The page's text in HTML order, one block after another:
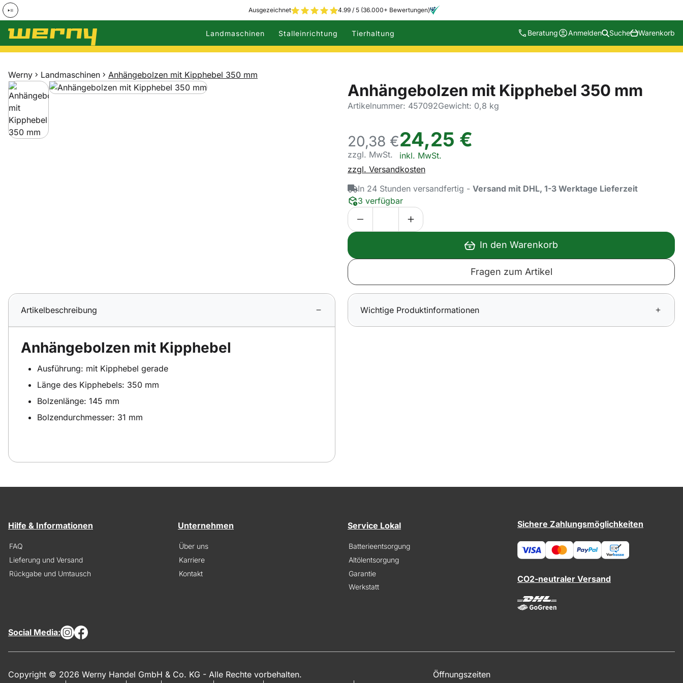
Ausgezeichnet 4.99 / 5 (36.000+ Bewertungen)
Zum Hauptinhalt springen
Landmaschinen Stalleinrichtung Tierhaltung Beratung Anmelden Suche Warenkorb
Werny Landmaschinen Anhängebolzen mit Kipphebel 350 mm
Produktgalerie Anhängebolzen mit Kipphebel 350 mm
Artikelnummer: 457092Gewicht: 0,8 kg
20,38 €
zzgl. MwSt.
24,25 €
Steuerhinweis:
inkl. MwSt.
zzgl. Versandkosten
In 24 Stunden versandfertig - Versand mit DHL, 1-3 Werktage Lieferzeit
3 verfügbar
In den Warenkorb
Fragen zum Artikel
Artikelbeschreibung
Anhängebolzen mit Kipphebel
Ausführung: mit Kipphebel gerade
Länge des Kipphebels: 350 mm
Bolzenlänge: 145 mm
Bolzendurchmesser: 31 mm
Wichtige Produktinformationen
Hilfe & Informationen
FAQ
Lieferung und Versand
Rückgabe und Umtausch
Unternehmen
Über uns
Karriere
Kontakt
Service Lokal
Batterieentsorgung
Altölentsorgung
Garantie
Werkstatt
Sichere Zahlungsmöglichkeiten
CO2-neutraler Versand
Social Media:
Copyright © 2026 Werny Handel GmbH & Co. KG - Alle Rechte vorbehalten.
Öffnungszeiten